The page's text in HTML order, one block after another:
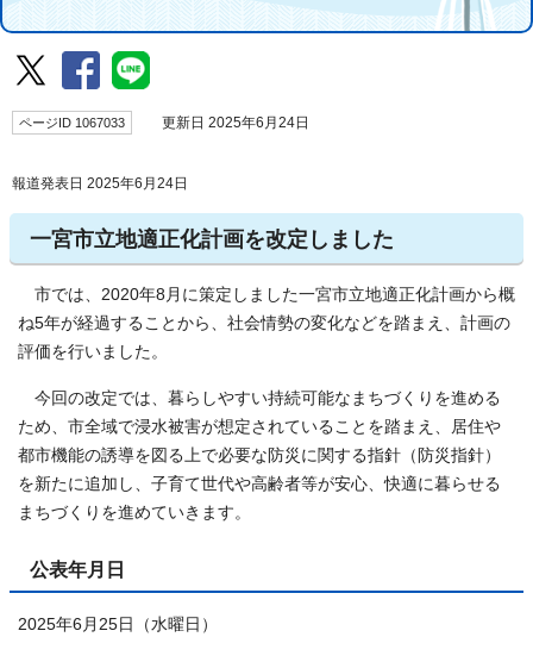
ページID 1067033 更新日 2025年6月24日
報道発表日 2025年6月24日
一宮市立地適正化計画を改定しました
市では、2020年8月に策定しました一宮市立地適正化計画から概
ね5年が経過することから、社会情勢の変化などを踏まえ、計画の
評価を行いました。
今回の改定では、暮らしやすい持続可能なまちづくりを進める
ため、市全域で浸水被害が想定されていることを踏まえ、居住や
都市機能の誘導を図る上で必要な防災に関する指針（防災指針）
を新たに追加し、子育て世代や高齢者等が安心、快適に暮らせる
まちづくりを進めていきます。
公表年月日
2025年6月25日（水曜日）